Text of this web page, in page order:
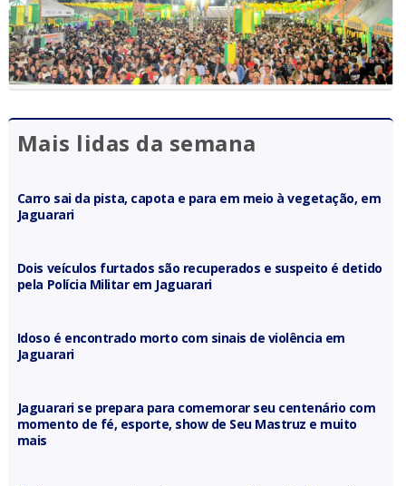
Mais lidas da semana
Carro sai da pista, capota e para em meio à vegetação, em
Jaguarari
Dois veículos furtados são recuperados e suspeito é detido
pela Polícia Militar em Jaguarari
Idoso é encontrado morto com sinais de violência em
Jaguarari
Jaguarari se prepara para comemorar seu centenário com
momento de fé, esporte, show de Seu Mastruz e muito
mais